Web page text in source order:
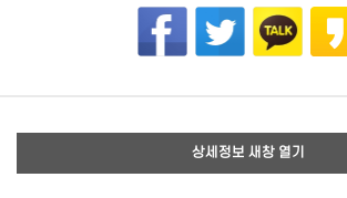
상세정보 새창 열기